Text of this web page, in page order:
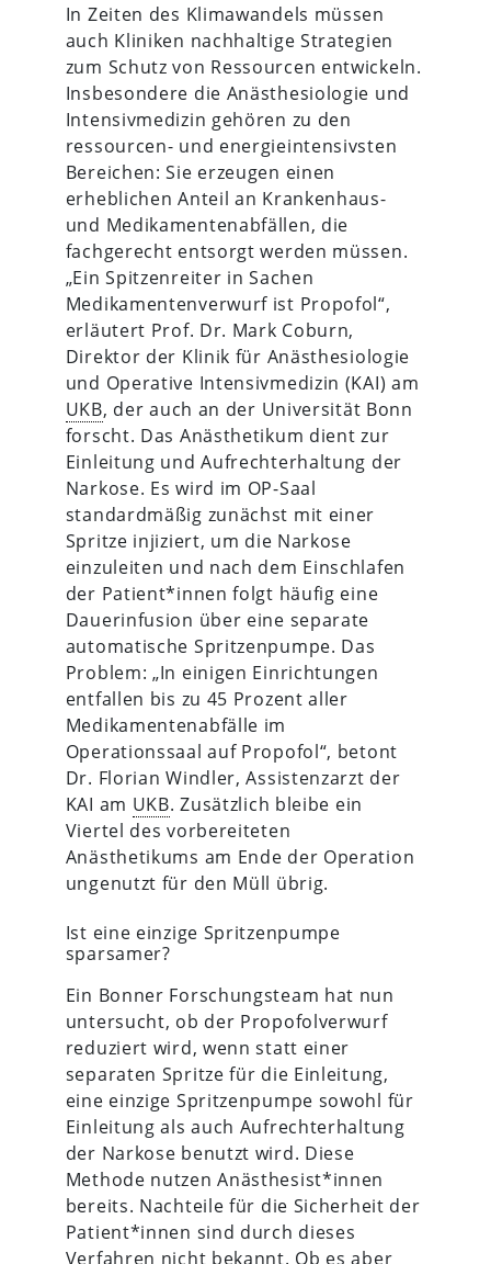
In Zeiten des Klimawandels müssen
auch Kliniken nachhaltige Strategien
zum Schutz von Ressourcen entwickeln.
Insbesondere die Anästhesiologie und
Intensivmedizin gehören zu den
ressourcen- und energieintensivsten
Bereichen: Sie erzeugen einen
erheblichen Anteil an Krankenhaus-
und Medikamentenabfällen, die
fachgerecht entsorgt werden müssen.
„Ein Spitzenreiter in Sachen
Medikamentenverwurf ist Propofol“,
erläutert Prof. Dr. Mark Coburn,
Direktor der Klinik für Anästhesiologie
und Operative Intensivmedizin (KAI) am
UKB, der auch an der Universität Bonn
forscht. Das Anästhetikum dient zur
Einleitung und Aufrechterhaltung der
Narkose. Es wird im OP-Saal
standardmäßig zunächst mit einer
Spritze injiziert, um die Narkose
einzuleiten und nach dem Einschlafen
der Patient*innen folgt häufig eine
Dauerinfusion über eine separate
automatische Spritzenpumpe. Das
Problem: „In einigen Einrichtungen
entfallen bis zu 45 Prozent aller
Medikamentenabfälle im
Operationssaal auf Propofol“, betont
Dr. Florian Windler, Assistenzarzt der
KAI am UKB. Zusätzlich bleibe ein
Viertel des vorbereiteten
Anästhetikums am Ende der Operation
ungenutzt für den Müll übrig.
Ist eine einzige Spritzenpumpe
sparsamer?
Ein Bonner Forschungsteam hat nun
untersucht, ob der Propofolverwurf
reduziert wird, wenn statt einer
separaten Spritze für die Einleitung,
eine einzige Spritzenpumpe sowohl für
Einleitung als auch Aufrechterhaltung
der Narkose benutzt wird. Diese
Methode nutzen Anästhesist*innen
bereits. Nachteile für die Sicherheit der
Patient*innen sind durch dieses
Verfahren nicht bekannt. Ob es aber